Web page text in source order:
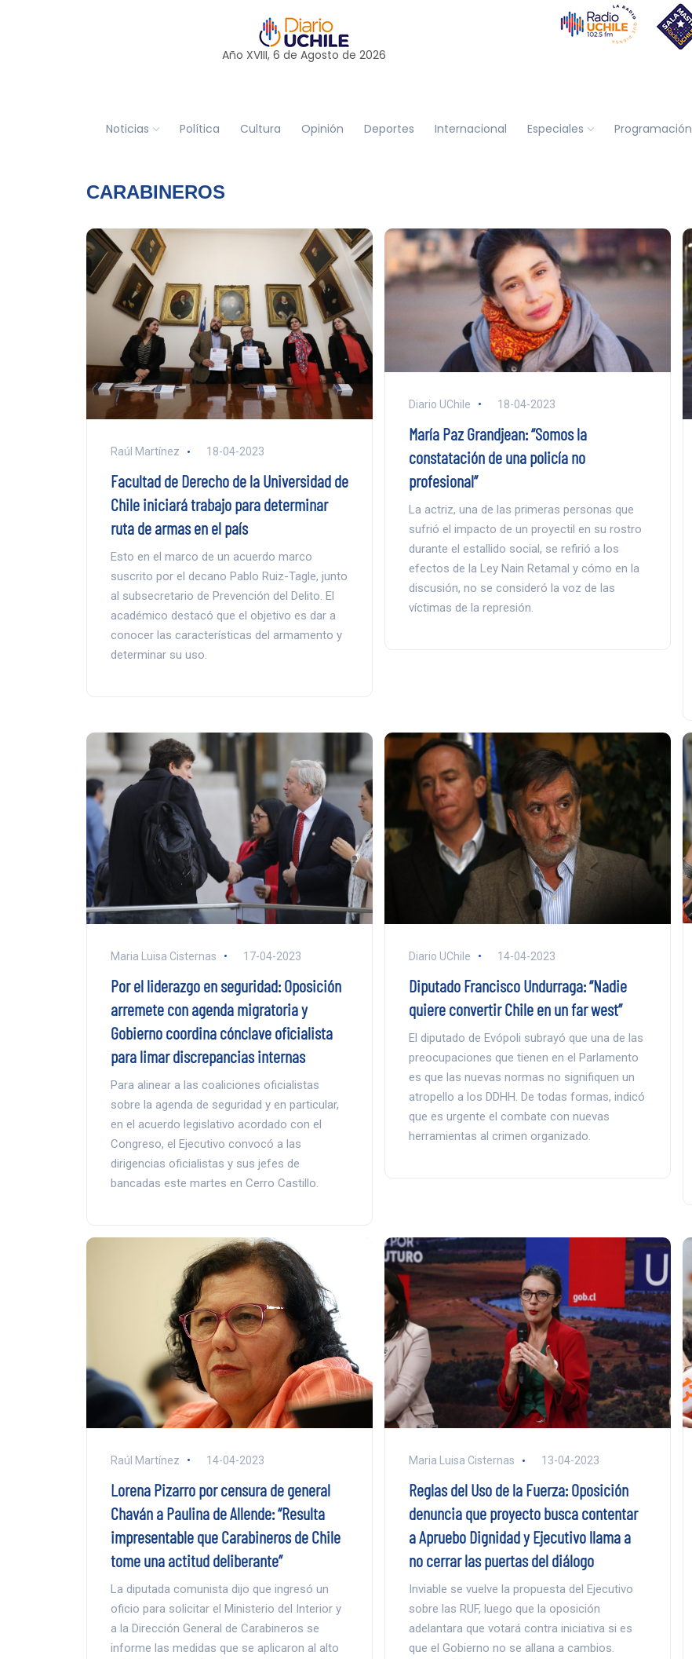
Año XVIII, 6 de Agosto de 2026
Noticias Política Cultura Opinión Deportes Internacional Especiales Programación
CARABINEROS
Raúl Martínez 18-04-2023
Facultad de Derecho de la Universidad de
Chile iniciará trabajo para determinar
ruta de armas en el país
Esto en el marco de un acuerdo marco
suscrito por el decano Pablo Ruiz-Tagle, junto
al subsecretario de Prevención del Delito. El
académico destacó que el objetivo es dar a
conocer las características del armamento y
determinar su uso.
Diario UChile 18-04-2023
María Paz Grandjean: “Somos la
constatación de una policía no
profesional”
La actriz, una de las primeras personas que
sufrió el impacto de un proyectil en su rostro
durante el estallido social, se refirió a los
efectos de la Ley Nain Retamal y cómo en la
discusión, no se consideró la voz de las
víctimas de la represión.
Maria Luisa Cisternas 17-04-2023
Por el liderazgo en seguridad: Oposición
arremete con agenda migratoria y
Gobierno coordina cónclave oficialista
para limar discrepancias internas
Para alinear a las coaliciones oficialistas
sobre la agenda de seguridad y en particular,
en el acuerdo legislativo acordado con el
Congreso, el Ejecutivo convocó a las
dirigencias oficialistas y sus jefes de
bancadas este martes en Cerro Castillo.
Diario UChile 14-04-2023
Diputado Francisco Undurraga: “Nadie
quiere convertir Chile en un far west”
El diputado de Evópoli subrayó que una de las
preocupaciones que tienen en el Parlamento
es que las nuevas normas no signifiquen un
atropello a los DDHH. De todas formas, indicó
que es urgente el combate con nuevas
herramientas al crimen organizado.
Raúl Martínez 14-04-2023
Lorena Pizarro por censura de general
Chaván a Paulina de Allende: “Resulta
impresentable que Carabineros de Chile
tome una actitud deliberante”
La diputada comunista dijo que ingresó un
oficio para solicitar el Ministerio del Interior y
a la Dirección General de Carabineros se
informe las medidas que se aplicaron al alto
Maria Luisa Cisternas 13-04-2023
Reglas del Uso de la Fuerza: Oposición
denuncia que proyecto busca contentar
a Apruebo Dignidad y Ejecutivo llama a
no cerrar las puertas del diálogo
Inviable se vuelve la propuesta del Ejecutivo
sobre las RUF, luego que la oposición
adelantara que votará contra iniciativa si es
que el Gobierno no se allana a cambios.